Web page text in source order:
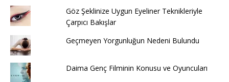
Göz Şeklinize Uygun Eyeliner Teknikleriyle
Çarpıcı Bakışlar
Geçmeyen Yorgunluğun Nedeni Bulundu
Daima Genç Filminin Konusu ve Oyuncuları